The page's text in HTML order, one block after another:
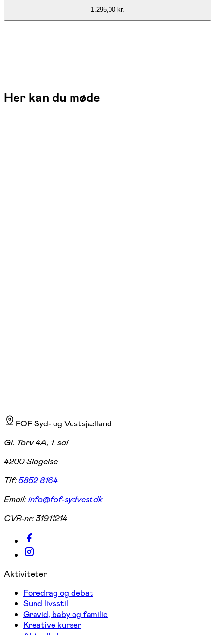
1.295,00 kr.
Her kan du møde
FOF Syd- og Vestsjælland
Gl. Torv 4A, 1. sal
4200 Slagelse
Tlf:5852 8164
Email:info@fof-sydvest.dk
CVR-nr:31911214
Aktiviteter
Foredrag og debat
Sund livsstil
Gravid, baby og familie
Kreative kurser